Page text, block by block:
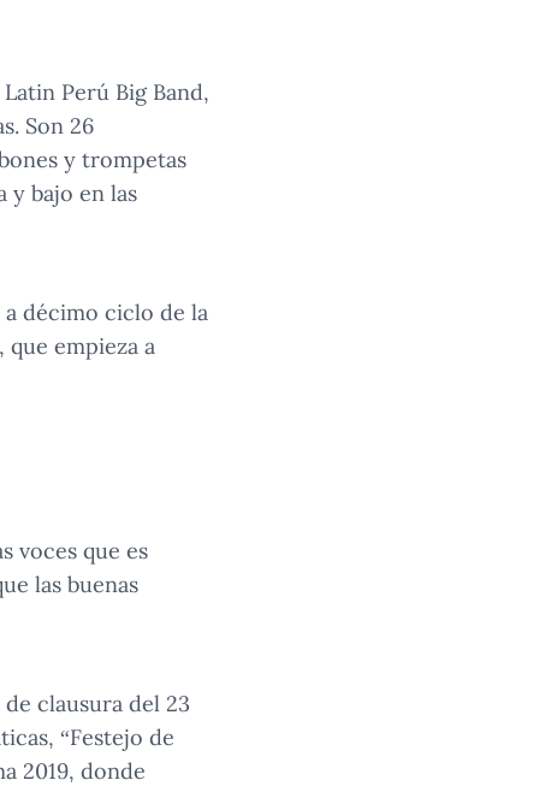
Perú Big Band,
Son 26
y trompetas
y bajo en las
décimo ciclo de la
empieza a
voces que es
las buenas
clausura del 23
“Festejo de
2019, donde